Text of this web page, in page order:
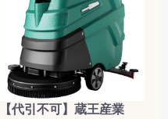
【代引不可】蔵王産業